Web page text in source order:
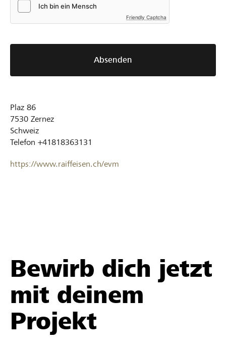
Friendly Captcha
Absenden
Plaz 86
7530 Zernez
Schweiz
Telefon +41818363131
https://www.raiffeisen.ch/evm
Bewirb dich jetzt
mit deinem
Projekt